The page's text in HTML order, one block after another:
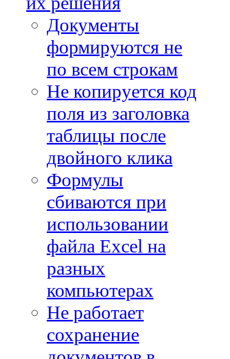
Документы
формируются не
по всем строкам
Не копируется код
поля из заголовка
таблицы после
двойного клика
Формулы
сбиваются при
использовании
файла Excel на
разных
компьютерах
Не работает
сохранение